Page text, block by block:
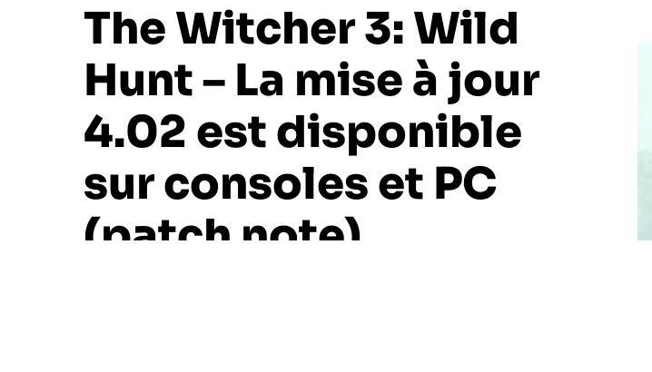
The Witcher 3: Wild
Hunt – La mise à jour
4.02 est disponible
sur consoles et PC
(patch note)